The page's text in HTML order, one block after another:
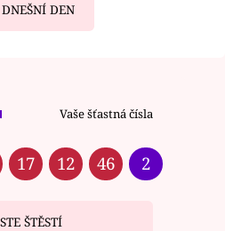
DEN
Vaše šťastná čísla
17 12 46 2
ŠTĚSTÍ